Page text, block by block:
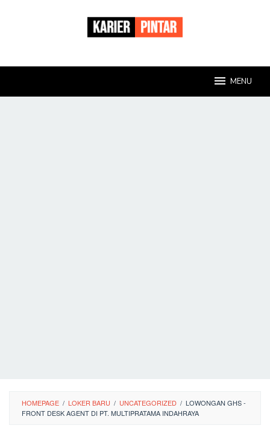
MENU
HOMEPAGE / LOKER BARU / UNCATEGORIZED / LOWONGAN GHS -
FRONT DESK AGENT DI PT. MULTIPRATAMA INDAHRAYA